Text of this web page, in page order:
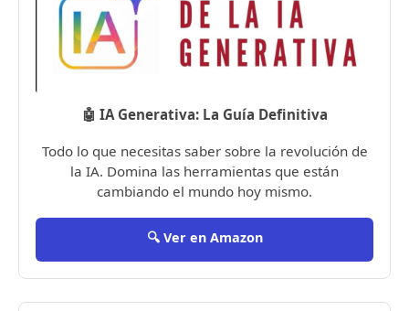
🤖 IA Generativa: La Guía Definitiva
Todo lo que necesitas saber sobre la revolución de
la IA. Domina las herramientas que están
cambiando el mundo hoy mismo.
🔍 Ver en Amazon